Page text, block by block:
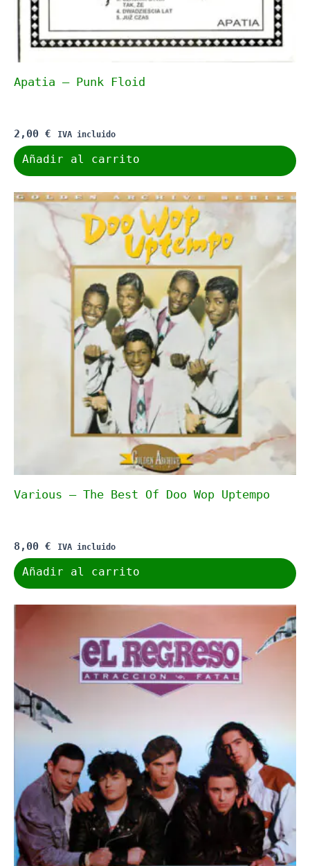
Apatia – Punk Floid
2,00 € IVA incluido
Añadir al carrito
Various – The Best Of Doo Wop Uptempo
8,00 € IVA incluido
Añadir al carrito